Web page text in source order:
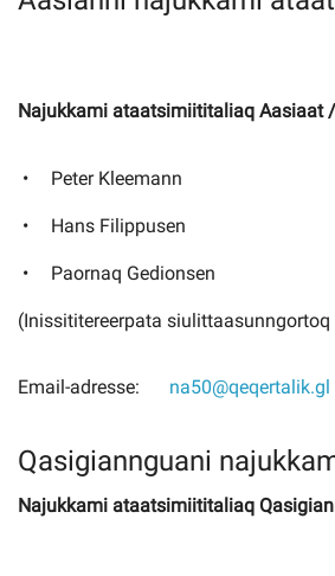
Najukkami ataatsimiititaliaq Aasiaat
Peter Kleemann
Hans Filippusen
Paornaq Gedionsen
(Inissititereerpata
Email-adresse: na50@qeqertalik.gl
Qasigiannguani
Najukkami ataatsimiititaliaq